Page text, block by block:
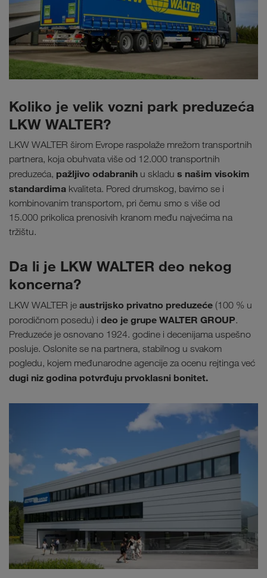
Koliko je velik vozni park preduzeća
LKW WALTER?
LKW WALTER širom Evrope raspolaže mrežom transportnih
partnera, koja obuhvata više od 12.000 transportnih
preduzeća, pažljivo odabranih u skladu s našim visokim
standardima kvaliteta. Pored drumskog, bavimo se i
kombinovanim transportom, pri čemu smo s više od
15.000 prikolica prenosivih kranom među najvećima na
tržištu.
Da li je LKW WALTER deo nekog
koncerna?
LKW WALTER je austrijsko privatno preduzeće (100 % u
porodičnom posedu) i deo je grupe WALTER GROUP.
Preduzeće je osnovano 1924. godine i decenijama uspešno
posluje. Oslonite se na partnera, stabilnog u svakom
pogledu, kojem međunarodne agencije za ocenu rejtinga već
dugi niz godina potvrđuju prvoklasni bonitet.